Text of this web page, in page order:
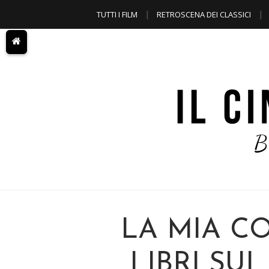
TUTTI I FILM RETROSCENA DEI CLASSICI
LA MIA